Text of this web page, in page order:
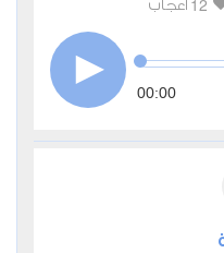
12 اعجاب
00:00